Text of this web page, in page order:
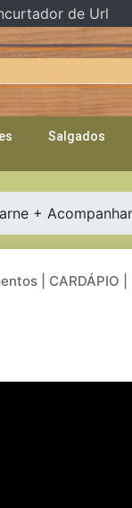
Salgados
+
| CARDÁPIO |
de Url